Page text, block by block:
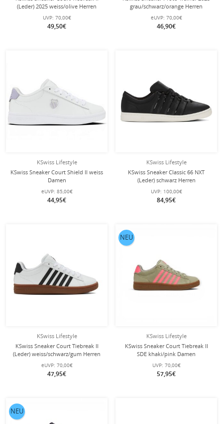
(Leder) 2025 weiss/olive Herren
UVP: 70,00€
49,50€
grau/schwarz/orange Herren
eUVP: 70,00€
46,90€
KSwiss Lifestyle
KSwiss Sneaker Court Shield II weiss
Damen
eUVP: 85,00€
44,95€
KSwiss Lifestyle
KSwiss Sneaker Classic 66 NXT
(Leder) schwarz Herren
UVP: 100,00€
84,95€
KSwiss Lifestyle
KSwiss Sneaker Court Tiebreak II
(Leder) weiss/schwarz/gum Herren
eUVP: 70,00€
47,95€
KSwiss Lifestyle
KSwiss Sneaker Court Tiebreak II
SDE khaki/pink Damen
UVP: 70,00€
57,95€
NEU
NEU